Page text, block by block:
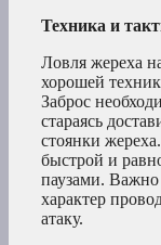
Техника и
Ловля жереха
хорошей
Заброс
стараясь
стоянки
быстрой и
паузами. Важно
характер
атаку.